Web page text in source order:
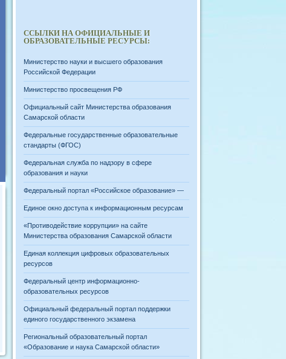
ССЫЛКИ НА ОФИЦИАЛЬНЫЕ И
ОБРАЗОВАТЕЛЬНЫЕ РЕСУРСЫ:
Министерство науки и высшего образования
Российской Федерации
Министерство просвещения РФ
Официальный сайт Министерства образования
Самарской области
Федеральные государственные образовательные
стандарты (ФГОС)
Федеральная служба по надзору в сфере
образования и науки
Федеральный портал «Российское образование» —
Единое окно доступа к информационным ресурсам
«Противодействие коррупции» на сайте
Министерства образования Самарской области
Единая коллекция цифровых образовательных
ресурсов
Федеральный центр информационно-
образовательных ресурсов
Официальный федеральный портал поддержки
единого государственного экзамена
Региональный образовательный портал
«Образование и наука Самарской области»